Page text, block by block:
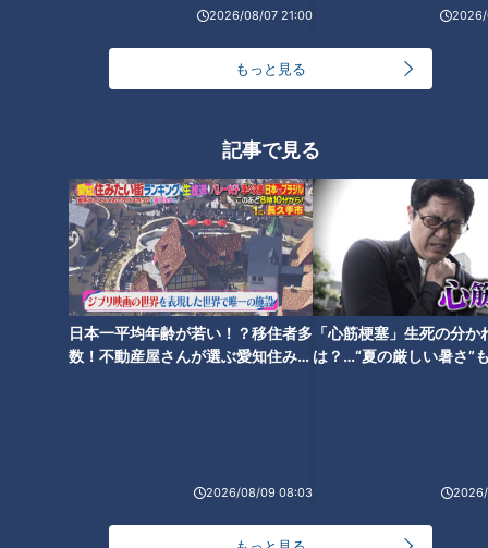
2026/08/07 21:00 2026/
もっと見る
記事で見る
日本一平均年齢が若い！？移住者多
数！不動産屋さんが選ぶ愛知住みた
2026/08/09 08:03
「心筋梗塞」生死の分か
は？…“夏の厳しい暑さ”
エンゼル広場には、人気テレビ番組「SASUKE」のリアルなセ
ブースなど体験型のブースが立ち並び、終日多くのファミリー
開催を控える「アジア大会・アジアパラ大会」の競技体験ゾー
ンを展開。子どもから大人まで、スポーツの秋に向けた期待感
とともに体験ブースを楽しむ姿が印象的でした。